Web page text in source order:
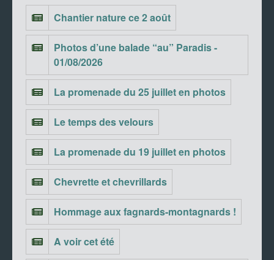
Chantier nature ce 2 août
Photos d’une balade “au” Paradis -
01/08/2026
La promenade du 25 juillet en photos
Le temps des velours
La promenade du 19 juillet en photos
Chevrette et chevrillards
Hommage aux fagnards-montagnards !
A voir cet été